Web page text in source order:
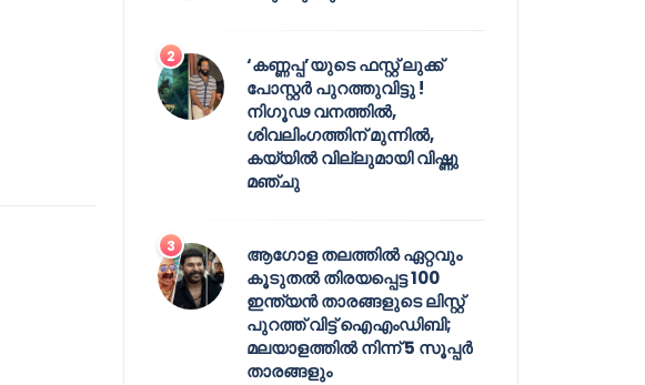
‘കണ്ണപ്പ’യുടെ ഫസ്റ്റ് ലുക്ക്
പോസ്റ്റർ പുറത്തുവിട്ടു !
നിഗൂഢ വനത്തിൽ,
ശിവലിംഗത്തിന് മുന്നിൽ,
കയ്യിൽ വില്ലുമായി വിഷ്ണു
മഞ്ചു
ആഗോള തലത്തിൽ ഏറ്റവും
കൂടുതൽ തിരയപ്പെട്ട 100
ഇന്ത്യൻ താരങ്ങളുടെ ലിസ്റ്റ്
പുറത്ത് വിട്ട് ഐഎംഡിബി;
മലയാളത്തിൽ നിന്ന് 5 സൂപ്പർ
താരങ്ങളും